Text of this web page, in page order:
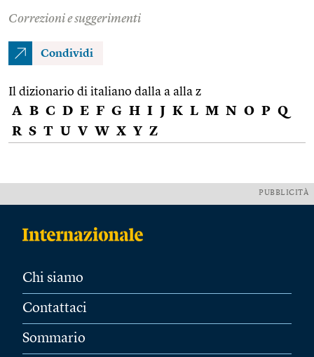
Correzioni e suggerimenti
Condividi
Il dizionario di italiano dalla a alla z
A B C D E F G H I J K L M N O P Q
R S T U V W X Y Z
PUBBLICITÀ
Chi siamo
Contattaci
Sommario